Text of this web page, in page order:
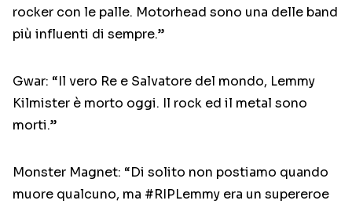
rocker con le palle. Motorhead sono una delle band
più influenti di sempre.”
Gwar: “Il vero Re e Salvatore del mondo, Lemmy
Kilmister è morto oggi. Il rock ed il metal sono
morti.”
Monster Magnet: “Di solito non postiamo quando
muore qualcuno, ma #RIPLemmy era un supereroe